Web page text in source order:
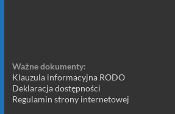
Ważne dokumenty:
Klauzula informacyjna RODO
Deklaracja dostępności
Regulamin strony internetowej